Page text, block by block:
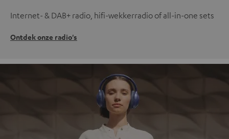
Internet- & DAB+ radio, hifi-wekkerradio of all-in-one sets
Ontdek onze radio's